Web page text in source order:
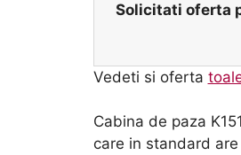
Solicitati oferta
Vedeti si oferta
Cabina de paza
care in standard